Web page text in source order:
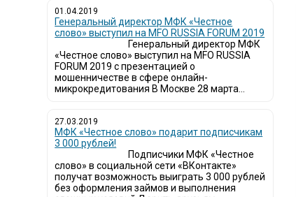
01.04.2019
Генеральный директор МФК «Честное
слово» выступил на MFO RUSSIA FORUM 2019
Генеральный директор МФК
«Честное слово» выступил на MFO RUSSIA
FORUM 2019 с презентацией о
мошенничестве в сфере онлайн-
микрокредитования В Москве 28 марта...
27.03.2019
МФК «Честное слово» подарит подписчикам
3 000 рублей!
Подписчики МФК «Честное
слово» в социальной сети «ВКонтакте»
получат возможность выиграть 3 000 рублей
без оформления займов и выполнения